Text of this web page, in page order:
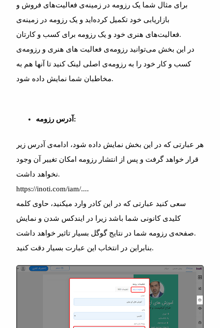
برای مثال شما یک رزومه در زمینه‌ی فعالیت‌های فروش و
بازاریابی خود تکمیل کرده‌اید و یک رزومه در زمینه‌ی
فعالیت‌های هنری خود و یک رزومه برای کسب و کارتان.
در این بخش می‌توانید رزومه‌ی فعالیت های هنری و رزومه‌ی
کسب و کار خود را به رزومه‌ی اصلی لینک کنید تا آنها هم به
مخاطبان شما نمایش داده شود.
آدرس رزومه:
هر عبارتی که در این بخش نمایش داده شود، ادامه‌ی آدرس زیر
قرار خواهد گرفت و پس از انتشار رزومه امکان تغییر آن وجود
نخواهد داشت.
https://inoti.com/iam/....
سعی کنید عبارتی که در این کادر وارد میکنید، حاوی کلمه
کلیدی کانونی شما باشد زیرا در ایندکس شدن و نمایش
صفحه‌ی رزومه شما در نتایج گوگل بسیار تاثیر خواهد داشت.
بنابراین در انتخاب این عبارت بسیار دقت کنید.